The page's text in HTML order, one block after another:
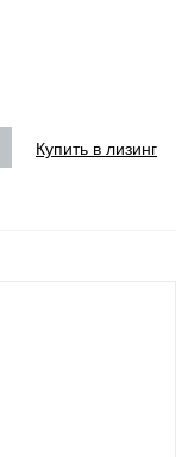
Купить в лизинг